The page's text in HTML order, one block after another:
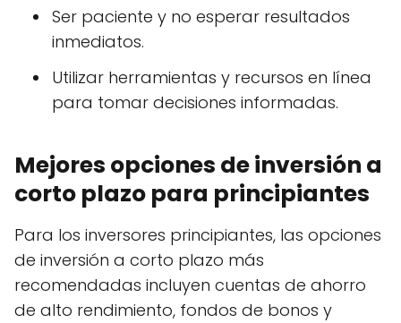
Ser paciente y no esperar resultados
inmediatos.
Utilizar herramientas y recursos en línea
para tomar decisiones informadas.
Mejores opciones de inversión a
corto plazo para principiantes
Para los inversores principiantes, las opciones
de inversión a corto plazo más
recomendadas incluyen cuentas de ahorro
de alto rendimiento, fondos de bonos y